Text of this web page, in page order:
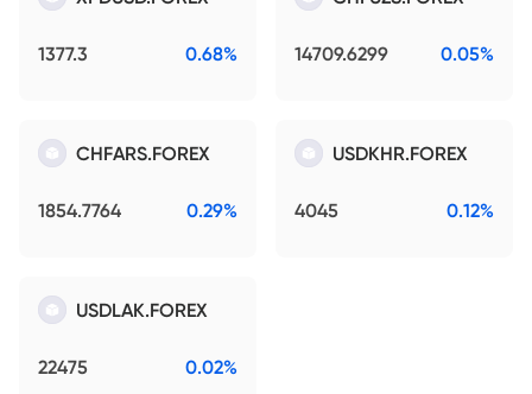
1377.3 0.68% 14709.6299 0.05%
CHFARS.FOREX
1854.7764 0.29%
USDKHR.FOREX
4045 0.12%
USDLAK.FOREX
22475 0.02%